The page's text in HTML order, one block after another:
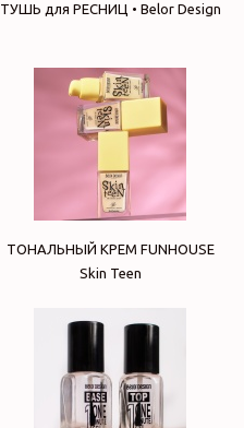
ТУШЬ для РЕСНИЦ • Belor Design
ТОНАЛЬНЫЙ КРЕМ FUNHOUSE
Skin Teen